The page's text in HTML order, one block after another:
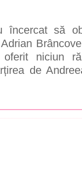
încercat să
niciun
de